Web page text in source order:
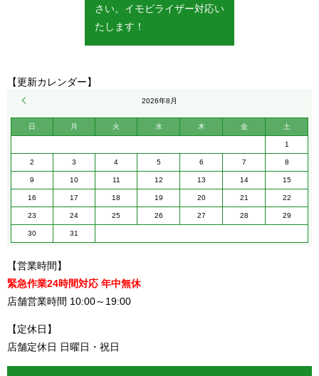
さい。イモビライザー対応い
たします！
【更新カレンダー】
2026年8月
日 月 火 水 木 金 土
1
2 3 4 5 6 7 8
9 10 11 12 13 14 15
16 17 18 19 20 21 22
23 24 25 26 27 28 29
30 31
【営業時間】
緊急作業24時間対応 年中無休
店舗営業時間 10:00～19:00
【定休日】
店舗定休日 日曜日・祝日